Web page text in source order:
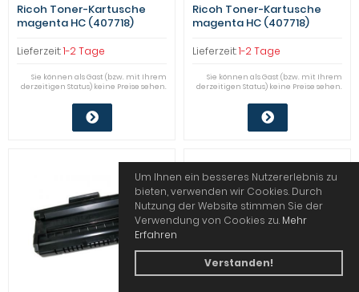
Ricoh Toner-Kartusche
magenta HC (407718)
Lieferzeit:1-2 Tage
Sie können als Gast (bzw. mit Ihrem
derzeitigen Status) keine Preise sehen.
Ricoh Toner-Kartusche
magenta HC (407718)
Lieferzeit:1-2 Tage
Sie können als Gast (bzw. mit Ihrem
derzeitigen Status) keine Preise sehen.
Um Ihnen ein besseres Nutzererlebnis zu
bieten, verwenden wir Cookies. Durch
Nutzung der Website stimmen Sie der
Verwendung von Cookies zu. Mehr
Erfahren
Verstanden!